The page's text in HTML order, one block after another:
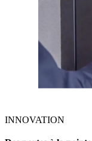
INNOVATION